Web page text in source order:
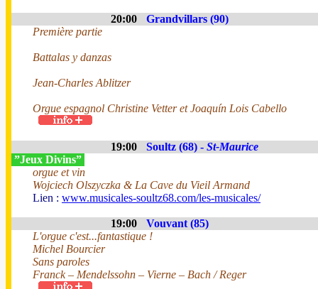
20:00
Grandvillars (90)
Première partie
Battalas y danzas
Jean-Charles Ablitzer
Orgue espagnol Christine Vetter et Joaquín Lois Cabello
19:00 Soultz (68) - St-Maurice
”Jeux Divins”
orgue et vin
Wojciech Olszyczka & La Cave du Vieil Armand
Lien : www.musicales-soultz68.com/les-musicales/
19:00
Vouvant (85)
L'orgue c'est...fantastique !
Michel Bourcier
Sans paroles
Franck – Mendelssohn – Vierne – Bach / Reger